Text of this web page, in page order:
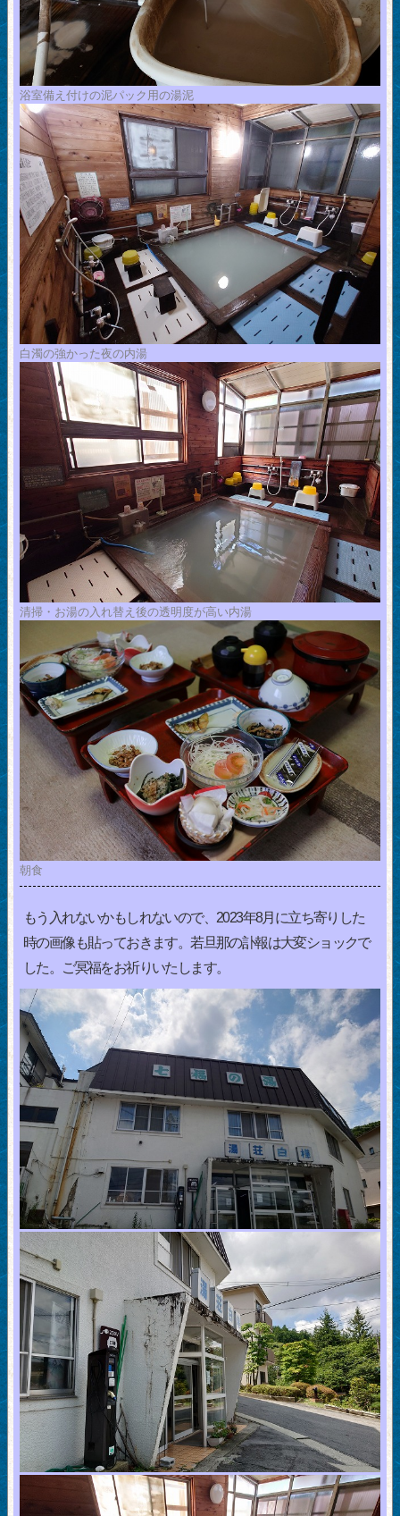
浴室備え付けの泥パック用の湯泥
白濁の強かった夜の内湯
清掃・お湯の入れ替え後の透明度が高い内湯
朝食
もう入れないかもしれないので、2023年8月に立ち寄りした
時の画像も貼っておきます。若旦那の訃報は大変ショックで
した。ご冥福をお祈りいたします。